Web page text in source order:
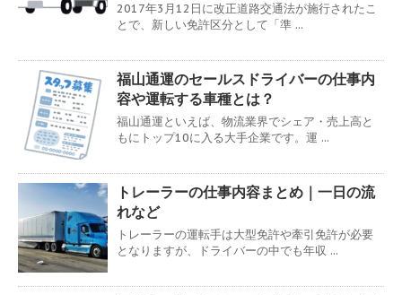
2017年3月12日に改正道路交通法が施行されたこ
とで、新しい免許区分として「準 ...
福山通運のセールスドライバーの仕事内
容や運転する車種とは？
福山通運といえば、物流業界でシェア・売上高と
もにトップ10に入る大手企業です。運 ...
トレーラーの仕事内容まとめ｜一日の流
れなど
トレーラーの運転手は大型免許や牽引免許が必要
となりますが、ドライバーの中でも年収 ...